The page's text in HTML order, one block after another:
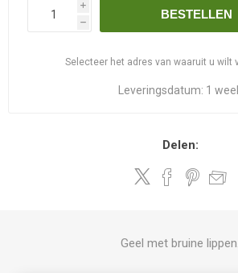
i
h
BESTELLEN
Selecteer het adres van waaruit u wilt
Leveringsdatum: 1
Delen:
Geel met bruine lippen.